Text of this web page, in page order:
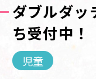
ダブルダ
ち受付中！
児童